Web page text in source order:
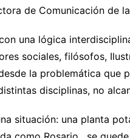
de Comunicación de
una lógica
sociales, filósofos,
la problemática que
disciplinas, no
situación: una planta